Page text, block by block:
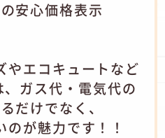
安心価格表示
やエコキュートなど
、ガス代・電気代の
だけでなく、
が魅力です！！